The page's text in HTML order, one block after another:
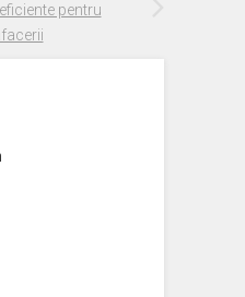
pentru